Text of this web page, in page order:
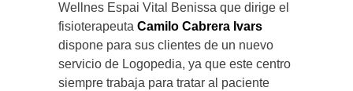
Wellnes Espai Vital Benissa que dirige el
fisioterapeuta Camilo Cabrera Ivars
dispone para sus clientes de un nuevo
servicio de Logopedia, ya que este centro
siempre trabaja para tratar al paciente